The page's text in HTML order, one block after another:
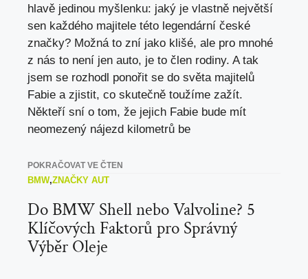
hlavě jedinou myšlenku: jaký je vlastně největší
sen každého majitele této legendární české
značky? Možná to zní jako klišé, ale pro mnohé
z nás to není jen auto, je to člen rodiny. A tak
jsem se rozhodl ponořit se do světa majitelů
Fabie a zjistit, co skutečně toužíme zažít.
Někteří sní o tom, že jejich Fabie bude mít
neomezený nájezd kilometrů be
POKRAČOVAT VE ČTEN
BMW,ZNAČKY AUT
Do BMW Shell nebo Valvoline? 5
Klíčových Faktorů pro Správný
Výběr Oleje